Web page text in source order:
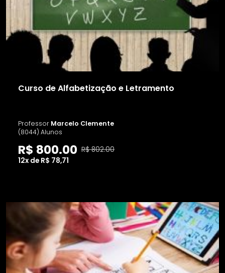
Curso de Alfabetização e Letramento
Professor Marcelo Clemente
(8044) Alunos
R$ 800.00 R$ 802.00
12x de R$ 78,71